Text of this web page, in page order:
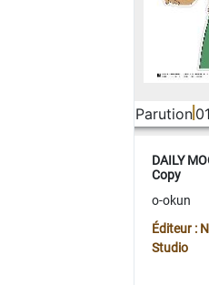
Parution
DAILY
Copy
o-okun
Éditeur :
Studio